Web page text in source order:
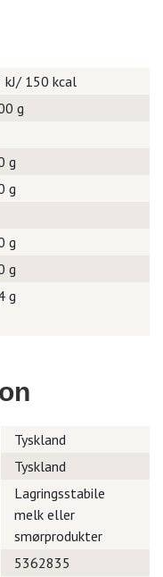
kJ/ 150 kcal
g
g
g
g
g
g
Tyskland
Tyskland
Lagringsstabile
melk eller
smørprodukter
5362835